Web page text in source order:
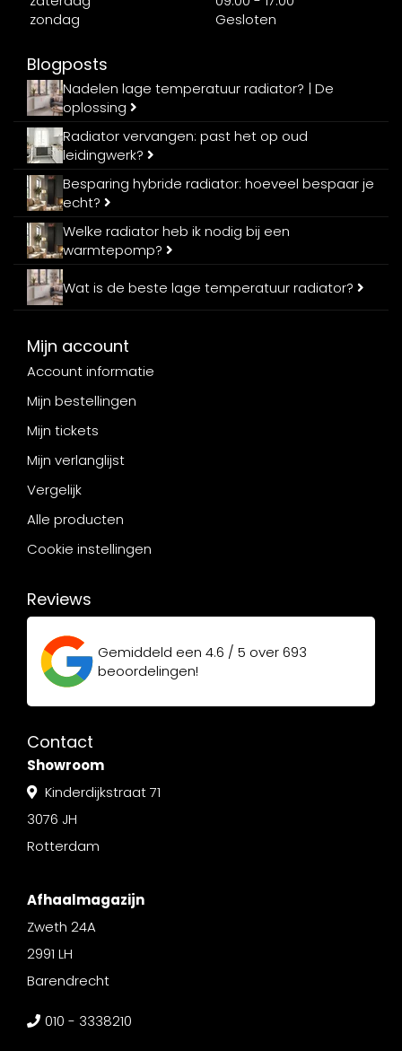
zondag
Gesloten
Blogposts
Nadelen lage temperatuur radiator? | De
oplossing
Radiator vervangen: past het op oud
leidingwerk?
Besparing hybride radiator: hoeveel bespaar je
echt?
Welke radiator heb ik nodig bij een
warmtepomp?
Wat is de beste lage temperatuur radiator?
Mijn account
Account informatie
Mijn bestellingen
Mijn tickets
Mijn verlanglijst
Vergelijk
Alle producten
Cookie instellingen
Reviews
Gemiddeld een 4.6 / 5 over693
beoordelingen!
Contact
Showroom
Kinderdijkstraat 71
3076 JH
Rotterdam
Afhaalmagazijn
Zweth 24A
2991 LH
Barendrecht
010 - 3338210